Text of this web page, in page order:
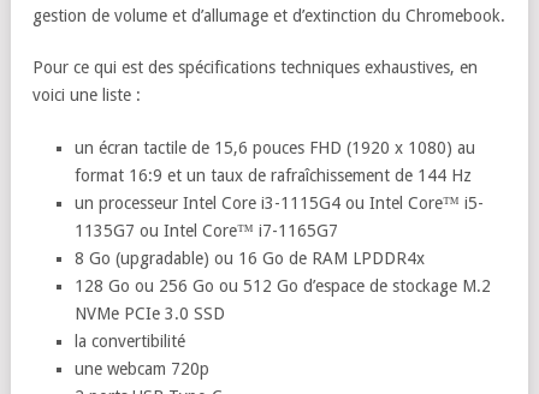
gestion de volume et d’allumage et d’extinction du Chromebook.
Pour ce qui est des spécifications techniques exhaustives, en
voici une liste :
un écran tactile de 15,6 pouces FHD (1920 x 1080) au
format 16:9 et un taux de rafraîchissement de 144 Hz
un processeur Intel Core i3-1115G4 ou Intel Core™ i5-
1135G7 ou Intel Core™ i7-1165G7
8 Go (upgradable) ou 16 Go de RAM LPDDR4x
128 Go ou 256 Go ou 512 Go d’espace de stockage M.2
NVMe PCIe 3.0 SSD
la convertibilité
une webcam 720p